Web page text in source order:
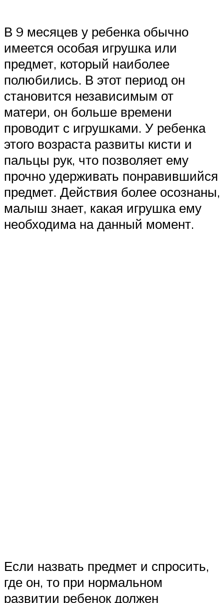
В 9 месяцев у ребенка обычно
имеется особая игрушка или
предмет, который наиболее
полюбились. В этот период он
становится независимым от
матери, он больше времени
проводит с игрушками. У ребенка
этого возраста развиты кисти и
пальцы рук, что позволяет ему
прочно удерживать понравившийся
предмет. Действия более осознаны,
малыш знает, какая игрушка ему
необходима на данный момент.
Если назвать предмет и спросить,
где он, то при нормальном
развитии ребенок должен